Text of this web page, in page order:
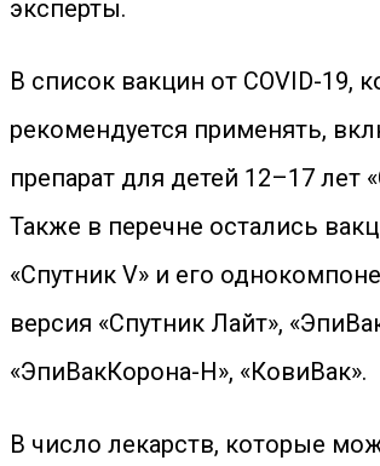
эксперты.
В список вакцин от COVID-19,
рекомендуется применять,
препарат для детей 12–17 лет
Также в перечне остались
«Спутник V» и его
версия «Спутник Лайт»,
«ЭпиВакКорона-Н», «КовиВак».
В число лекарств, которые